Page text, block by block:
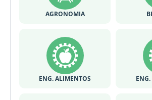
AGRONOMIA
ENG. ALIMENTOS